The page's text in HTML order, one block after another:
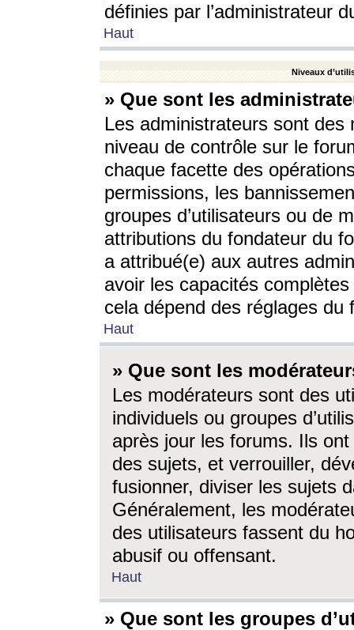
définies par l’administrateur
Haut
Niveaux
» Que sont les
Les administrateurs sont
niveau de contrôle sur le
chaque facette des
permissions, les
groupes d’utilisateurs ou de
attributions du fondateur du
a attribué(e) aux autres
avoir les capacités
cela dépend des réglages du
Haut
» Que sont les
Les modérateurs sont des
individuels ou groupes
après jour les forums. Ils ont
des sujets, et verrouiller,
fusionner, diviser les sujets
Généralement, les
des utilisateurs fassent du
abusif ou offensant.
Haut
» Que sont les groupes